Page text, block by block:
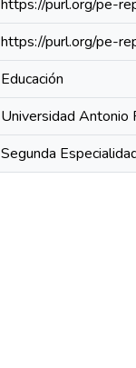
https://purl.org/pe-
https://purl.org/pe-
Educación
Universidad Antonio
Segunda